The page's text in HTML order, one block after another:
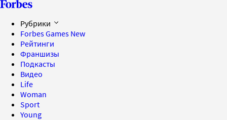
Рубрики
Forbes Games New
Рейтинги
Франшизы
Подкасты
Видео
Life
Woman
Sport
Young